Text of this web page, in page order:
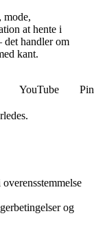
mode,
at hente i
det handler om
kant.
YouTube
og